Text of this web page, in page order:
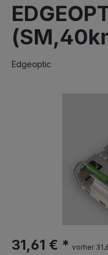
Edgeoptic
31,61 € * vorher